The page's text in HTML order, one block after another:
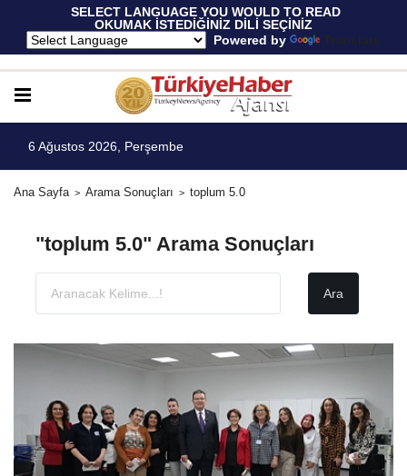
SELECT LANGUAGE YOU WOULD TO READ
OKUMAK İSTEDİĞİNİZ DİLİ SEÇİNİZ
Powered by
Translate
6 Ağustos 2026, Perşembe
Ana Sayfa Arama Sonuçları toplum 5.0
"toplum 5.0" Arama Sonuçları